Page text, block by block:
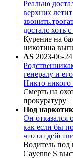
Реально
верхних
достало хоть
Курение на
никотина
AS 2023-06-
генералу и
Никто никого
Смерть на
прокуратуру
Под
Он отказался
как если бы
что он
Водитель под
Cayenne S